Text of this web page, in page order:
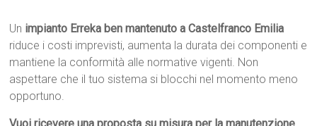
Un impianto Erreka ben mantenuto a Castelfranco Emilia
riduce i costi imprevisti, aumenta la durata dei componenti e
mantiene la conformità alle normative vigenti. Non
aspettare che il tuo sistema si blocchi nel momento meno
opportuno.